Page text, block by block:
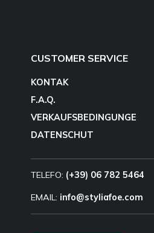
CUSTOMER SERVICE
KONTAK
F.A.Q.
VERKAUFSBEDINGUNGE
DATENSCHUT
TELEFO: (+39) 06 782 5464
EMAIL: info@styliafoe.com